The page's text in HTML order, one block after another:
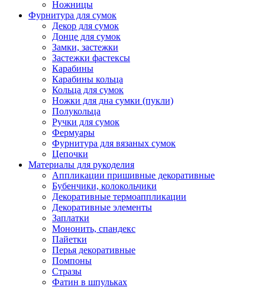
Ножницы
Фурнитура для сумок
Декор для сумок
Донце для сумок
Замки, застежки
Застежки фастексы
Карабины
Карабины кольца
Кольца для сумок
Ножки для дна сумки (пукли)
Полукольца
Ручки для сумок
Фермуары
Фурнитура для вязаных сумок
Цепочки
Материалы для рукоделия
Аппликации пришивные декоративные
Бубенчики, колокольчики
Декоративные термоаппликации
Декоративные элементы
Заплатки
Мононить, спандекс
Пайетки
Перья декоративные
Помпоны
Стразы
Фатин в шпульках